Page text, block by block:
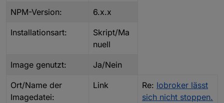
NPM-Version: 6.x.x
Installationsart:
Skript/Ma
nuell
Image genutzt: Ja/Nein
Ort/Name der
Imagedatei:
Link Re: Iobroker lässt
sich nicht stoppen.